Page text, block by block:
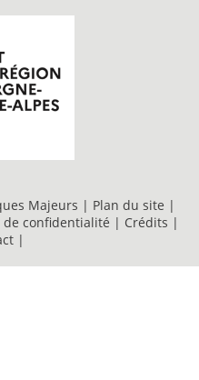
Majeurs | Plan du site |
de confidentialité | Crédits |
|